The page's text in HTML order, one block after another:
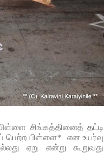
சிங்கத்தினைத் தட்டி
பெற்ற பிள்ளை*
என உயர்வு
ஏறு என்று கூறுவது